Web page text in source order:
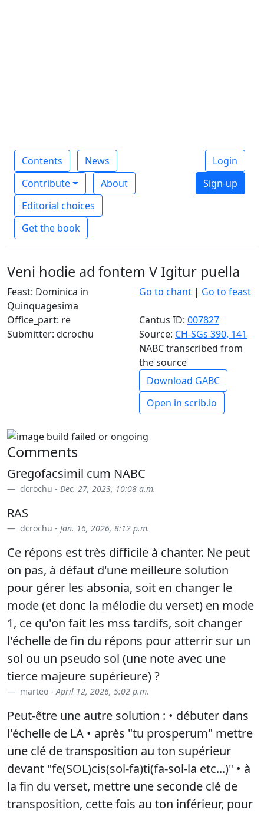
Contents
News
Contribute
About
Editorial choices
Get the book
Login
Sign-up
Veni hodie ad fontem V Igitur puella
Feast: Dominica in
Quinquagesima
Go to chant | Go to feast
Office_part: re Cantus ID: 007827
Submitter: dcrochu
Source: CH-SGs 390, 141
NABC transcribed from
the source
Download GABC
Open in scrib.io
Comments
Gregofacsimil cum NABC
dcrochu - Dec. 27, 2023, 10:08 a.m.
RAS
dcrochu - Jan. 16, 2026, 8:12 p.m.
Ce répons est très difficile à chanter. Ne peut
on pas, à défaut d'une meilleure solution
pour gérer les absonia, soit en changer le
mode (et donc la mélodie du verset) en mode
1, ce qu'on fait les mss tardifs, soit changer
l'échelle de fin du répons pour atterrir sur un
sol ou un pseudo sol (une note avec une
tierce majeure supérieure) ?
marteo -April 12, 2026, 5:02 p.m.
Peut-être une autre solution : • débuter dans
l'échelle de LA • après "tu prosperum" mettre
une clé de transposition au ton supérieur
devant "fe(SOL)cis(sol-fa)ti(fa-sol-la etc...)" • à
la fin du verset, mettre une seconde clé de
transposition, cette fois au ton inférieur, pour